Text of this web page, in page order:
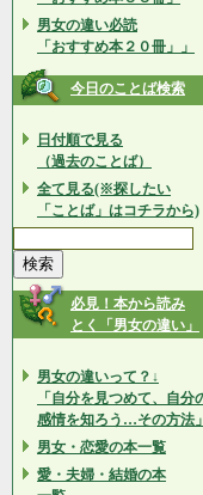
男女の違い必読
「おすすめ本２０冊」」
今日のことば検索
日付順で見る
（過去のことば）
全て見る(※探したい
「ことば」はコチラから)
必見！本から読み
とく「男女の違い」
男女の違いって？↓
「自分を見つめて、自分
感情を知ろう…その方法」
男女・恋愛の本一覧
愛・夫婦・結婚の本